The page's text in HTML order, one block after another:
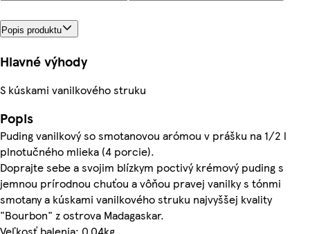
Popis produktu
Hlavné výhody
S kúskami vanilkového struku
Popis
Puding vanilkový so smotanovou arómou v prášku na 1/2 l
plnotučného mlieka (4 porcie).
Doprajte sebe a svojim blízkym poctivý krémový puding s
jemnou prírodnou chuťou a vôňou pravej vanilky s tónmi
smotany a kúskami vanilkového struku najvyššej kvality
"Bourbon" z ostrova Madagaskar.
Veľkosť balenia: 0.04kg